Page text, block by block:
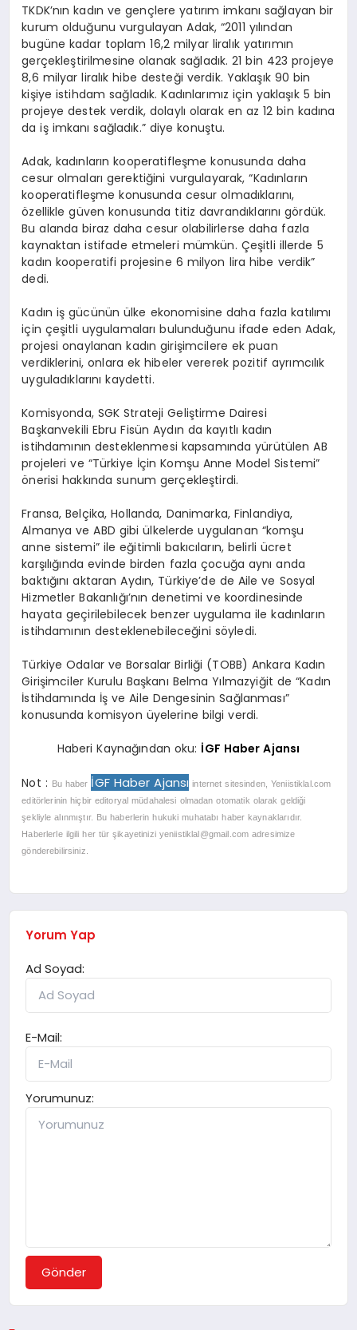
TKDK’nın kadın ve gençlere yatırım imkanı sağlayan bir
kurum olduğunu vurgulayan Adak, “2011 yılından
bugüne kadar toplam 16,2 milyar liralık yatırımın
gerçekleştirilmesine olanak sağladık. 21 bin 423 projeye
8,6 milyar liralık hibe desteği verdik. Yaklaşık 90 bin
kişiye istihdam sağladık. Kadınlarımız için yaklaşık 5 bin
projeye destek verdik, dolaylı olarak en az 12 bin kadına
da iş imkanı sağladık.” diye konuştu.
Adak, kadınların kooperatifleşme konusunda daha
cesur olmaları gerektiğini vurgulayarak, “Kadınların
kooperatifleşme konusunda cesur olmadıklarını,
özellikle güven konusunda titiz davrandıklarını gördük.
Bu alanda biraz daha cesur olabilirlerse daha fazla
kaynaktan istifade etmeleri mümkün. Çeşitli illerde 5
kadın kooperatifi projesine 6 milyon lira hibe verdik”
dedi.
Kadın iş gücünün ülke ekonomisine daha fazla katılımı
için çeşitli uygulamaları bulunduğunu ifade eden Adak,
projesi onaylanan kadın girişimcilere ek puan
verdiklerini, onlara ek hibeler vererek pozitif ayrımcılık
uyguladıklarını kaydetti.
Komisyonda, SGK Strateji Geliştirme Dairesi
Başkanvekili Ebru Fisün Aydın da kayıtlı kadın
istihdamının desteklenmesi kapsamında yürütülen AB
projeleri ve “Türkiye İçin Komşu Anne Model Sistemi”
önerisi hakkında sunum gerçekleştirdi.
Fransa, Belçika, Hollanda, Danimarka, Finlandiya,
Almanya ve ABD gibi ülkelerde uygulanan “komşu
anne sistemi” ile eğitimli bakıcıların, belirli ücret
karşılığında evinde birden fazla çocuğa aynı anda
baktığını aktaran Aydın, Türkiye’de de Aile ve Sosyal
Hizmetler Bakanlığı’nın denetimi ve koordinesinde
hayata geçirilebilecek benzer uygulama ile kadınların
istihdamının desteklenebileceğini söyledi.
Türkiye Odalar ve Borsalar Birliği (TOBB) Ankara Kadın
Girişimciler Kurulu Başkanı Belma Yılmazyiğit de “Kadın
İstihdamında İş ve Aile Dengesinin Sağlanması”
konusunda komisyon üyelerine bilgi verdi.
Haberi Kaynağından oku: İGF Haber Ajansı
Not : Bu haber İGF Haber Ajansı internet sitesinden, Yeniistiklal.com
editörlerinin hiçbir editoryal müdahalesi olmadan otomatik olarak geldiği
şekliyle alınmıştır. Bu haberlerin hukuki muhatabı haber kaynaklarıdır.
Haberlerle ilgili her tür şikayetinizi yeniistiklal@gmail.com adresimize
gönderebilirsiniz.
Yorum Yap
Ad Soyad:
E-Mail:
Yorumunuz:
Gönder